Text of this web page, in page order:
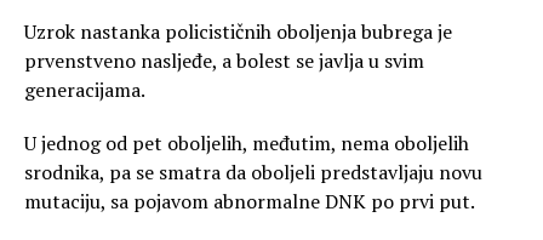
Uzrok nastanka policističnih oboljenja bubrega je
prvenstveno nasljeđe, a bolest se javlja u svim
generacijama.
U jednog od pet oboljelih, međutim, nema oboljelih
srodnika, pa se smatra da oboljeli predstavljaju novu
mutaciju, sa pojavom abnormalne DNK po prvi put.